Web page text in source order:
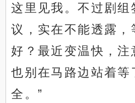
这里见我。不过剧组
议，实在不能透露，
好？最近变温快，注
也别在马路边站着等
全。”